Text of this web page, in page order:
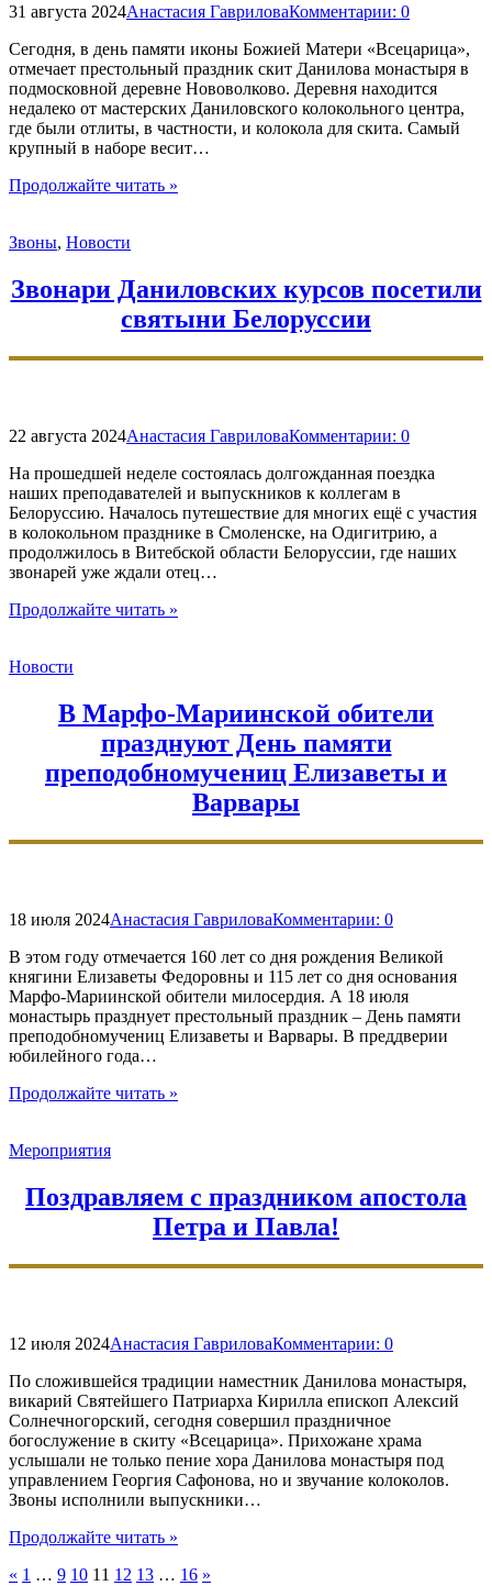
31 августа 2024Анастасия ГавриловаКомментарии: 0
Сегодня, в день памяти иконы Божией Матери «Всецарица»,
отмечает престольный праздник скит Данилова монастыря в
подмосковной деревне Нововолково. Деревня находится
недалеко от мастерских Даниловского колокольного центра,
где были отлиты, в частности, и колокола для скита. Самый
крупный в наборе весит…
Продолжайте читать "Даниловские
праздник
в
скиту
»
Звоны, Новости
Звонари Даниловских курсов посетили
святыни Белоруссии
22 августа 2024Анастасия ГавриловаКомментарии: 0
На прошедшей неделе состоялась долгожданная поездка
наших преподавателей и выпускников к коллегам в
Белоруссию. Началось путешествие для многих ещё с участия
в колокольном празднике в Смоленске, на Одигитрию, а
продолжилось в Витебской области Белоруссии, где наших
звонарей уже ждали отец…
Продолжайте читать "Звонари
Белоруссии"
»
Новости
В Марфо-Мариинской обители
празднуют День памяти
преподобномучениц Елизаветы и
Варвары
18 июля 2024Анастасия ГавриловаКомментарии: 0
В этом году отмечается 160 лет со дня рождения Великой
княгини Елизаветы Федоровны и 115 лет со дня основания
Марфо-Мариинской обители милосердия. А 18 июля
монастырь празднует престольный праздник – День памяти
преподобномучениц Елизаветы и Варвары. В преддверии
юбилейного года…
Продолжайте читать "В
День
памяти
преподобномучениц
и
»
Мероприятия
Поздравляем с праздником апостола
Петра и Павла!
12 июля 2024Анастасия ГавриловаКомментарии: 0
По сложившейся традиции наместник Данилова монастыря,
викарий Святейшего Патриарха Кирилла епископ Алексий
Солнечногорский, сегодня совершил праздничное
богослужение в скиту «Всецарица». Прихожане храма
услышали не только пение хора Данилова монастыря под
управлением Георгия Сафонова, но и звучание колоколов.
Звоны исполнили выпускники…
Продолжайте читать "Поздравляем
праздником
»
« 1 … 9 10 11 12 13 … 16 »